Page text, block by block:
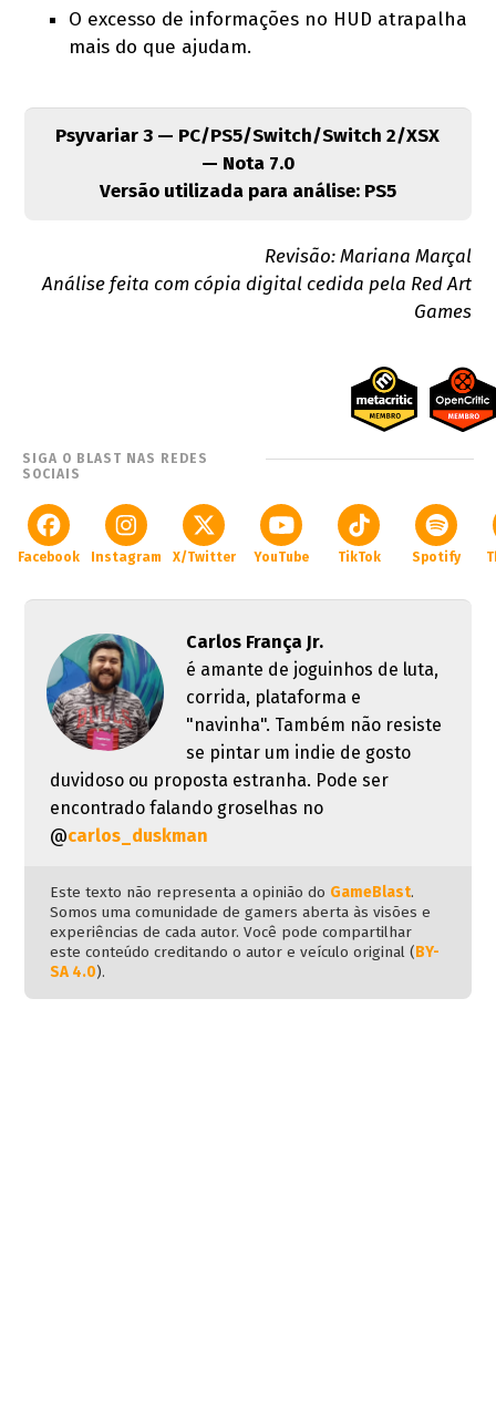
O excesso de informações no HUD atrapalha
mais do que ajudam.
Psyvariar 3 — PC/PS5/Switch/Switch 2/XSX
— Nota 7.0
Versão utilizada para análise: PS5
Revisão: Mariana Marçal
Análise feita com cópia digital cedida pela Red Art
Games
SIGA O BLAST NAS REDES
SOCIAIS
Facebook Instagram X/Twitter YouTube TikTok Spotify
Carlos França Jr.
é amante de joguinhos de luta,
corrida, plataforma e
"navinha". Também não resiste
se pintar um indie de gosto
duvidoso ou proposta estranha. Pode ser
encontrado falando groselhas no
@carlos_duskman
Este texto não representa a opinião do GameBlast.
Somos uma comunidade de gamers aberta às visões e
experiências de cada autor. Você pode compartilhar
este conteúdo creditando o autor e veículo original (BY-
SA 4.0).